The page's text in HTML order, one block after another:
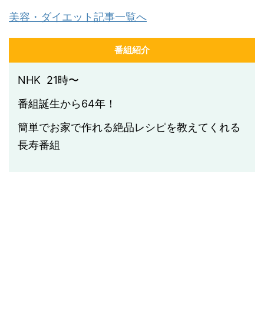
美容・ダイエット記事一覧へ
番組紹介
NHK 21時〜
番組誕生から64年！
簡単でお家で作れる絶品レシピを教えてくれる
長寿番組